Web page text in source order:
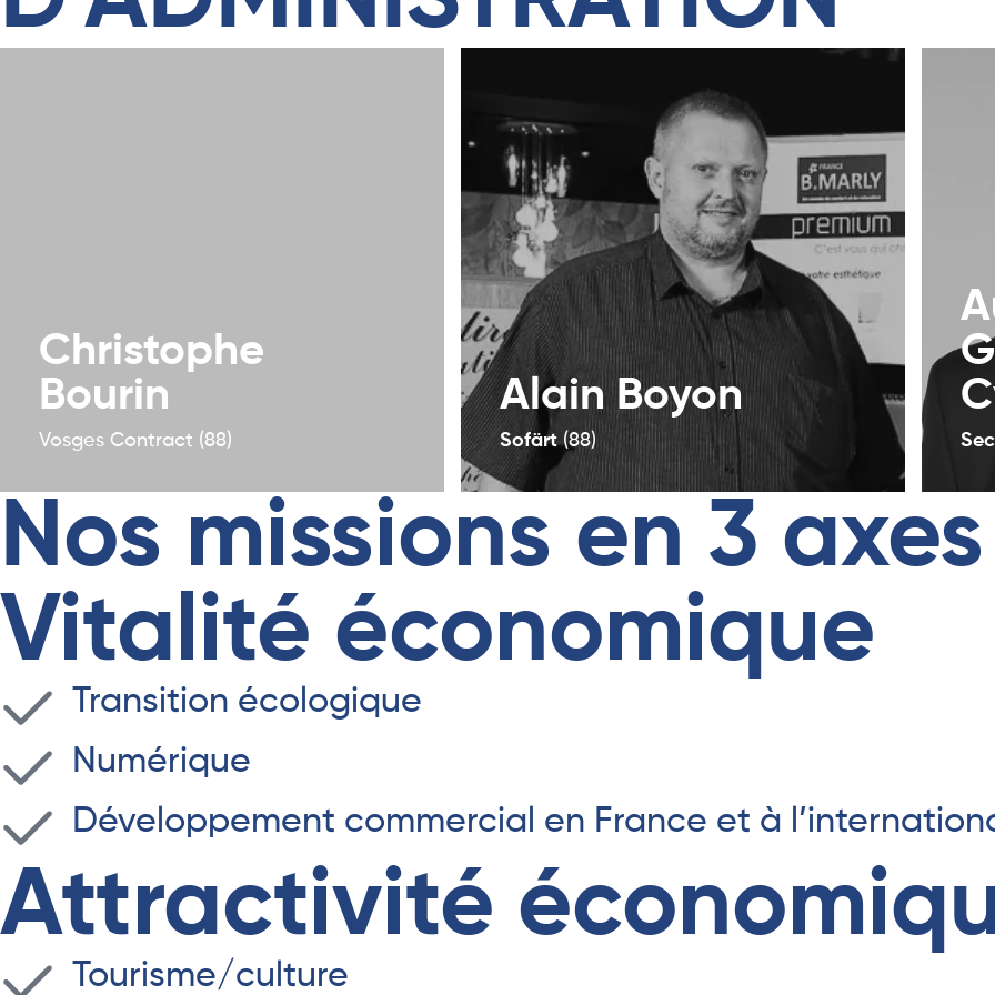
Christophe
Bourin
Vosges Contract (88)
Alain Boyon
Sofärt(88)
Nos missions en 3 axes
Vitalité économique
Transition écologique
Numérique
Développement commercial en France et à
Attractivité
Tourisme/culture